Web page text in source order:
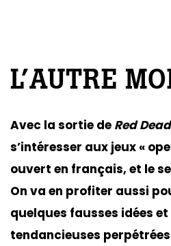
L’AUTRE
Avec la sortie de Red
s’intéresser aux jeux «
ouvert en français, et le
On va en profiter aussi
quelques fausses idées
tendancieuses